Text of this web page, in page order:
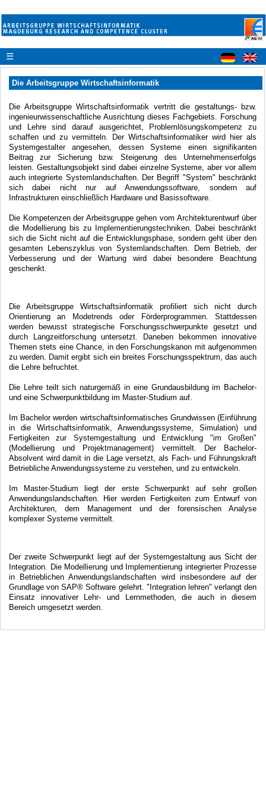
☰
Die Arbeitsgruppe Wirtschaftsinformatik
Die Arbeitsgruppe Wirtschaftsinformatik vertritt die gestaltungs- bzw.
ingenieurwissenschaftliche Ausrichtung dieses Fachgebiets. Forschung
und Lehre sind darauf ausgerichtet, Problemlösungskompetenz zu
schaffen und zu vermitteln. Der Wirtschaftsinformatiker wird hier als
Systemgestalter angesehen, dessen Systeme einen signifikanten
Beitrag zur Sicherung bzw. Steigerung des Unternehmenserfolgs
leisten. Gestaltungsobjekt sind dabei einzelne Systeme, aber vor allem
auch integrierte Systemlandschaften. Der Begriff "System" beschränkt
sich dabei nicht nur auf Anwendungssoftware, sondern auf
Infrastrukturen einschließlich Hardware und Basissoftware.
Die Kompetenzen der Arbeitsgruppe gehen vom Architekturentwurf über
die Modellierung bis zu Implementierungstechniken. Dabei beschränkt
sich die Sicht nicht auf die Entwicklungsphase, sondern geht über den
gesamten Lebenszyklus von Systemlandschaften. Dem Betrieb, der
Verbesserung und der Wartung wird dabei besondere Beachtung
geschenkt.
Die Arbeitsgruppe Wirtschaftsinformatik profiliert sich nicht durch
Orientierung an Modetrends oder Förderprogrammen. Stattdessen
werden bewusst strategische Forschungsschwerpunkte gesetzt und
durch Langzeitforschung untersetzt. Daneben bekommen innovative
Themen stets eine Chance, in den Forschungskanon mit aufgenommen
zu werden. Damit ergibt sich ein breites Forschungsspektrum, das auch
die Lehre befruchtet.
Die Lehre teilt sich naturgemäß in eine Grundausbildung im Bachelor-
und eine Schwerpunktbildung im Master-Studium auf.
Im Bachelor werden wirtschaftsinformatisches Grundwissen (Einführung
in die Wirtschaftsinformatik, Anwendungssysteme, Simulation) und
Fertigkeiten zur Systemgestaltung und Entwicklung "im Großen"
(Modellierung und Projektmanagement) vermittelt. Der Bachelor-
Absolvent wird damit in die Lage versetzt, als Fach- und Führungskraft
Betriebliche Anwendungssysteme zu verstehen, und zu entwickeln.
Im Master-Studium liegt der erste Schwerpunkt auf sehr großen
Anwendungslandschaften. Hier werden Fertigkeiten zum Entwurf von
Architekturen, dem Management und der forensischen Analyse
komplexer Systeme vermittelt.
Der zweite Schwerpunkt liegt auf der Systemgestaltung aus Sicht der
Integration. Die Modellierung und Implementierung integrierter Prozesse
in Betrieblichen Anwendungslandschaften wird insbesondere auf der
Grundlage von SAP® Software gelehrt. "Integration lehren" verlangt den
Einsatz innovativer Lehr- und Lernmethoden, die auch in diesem
Bereich umgesetzt werden.